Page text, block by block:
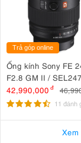
Trả góp online
Ống kính Sony FE
F2.8 GM II /
42,990,000 đ
11 đánh
Xem